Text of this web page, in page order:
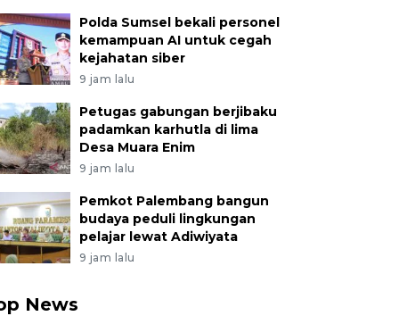
Polda Sumsel bekali personel
kemampuan AI untuk cegah
kejahatan siber
9 jam lalu
Petugas gabungan berjibaku
padamkan karhutla di lima
Desa Muara Enim
9 jam lalu
Pemkot Palembang bangun
budaya peduli lingkungan
pelajar lewat Adiwiyata
9 jam lalu
News